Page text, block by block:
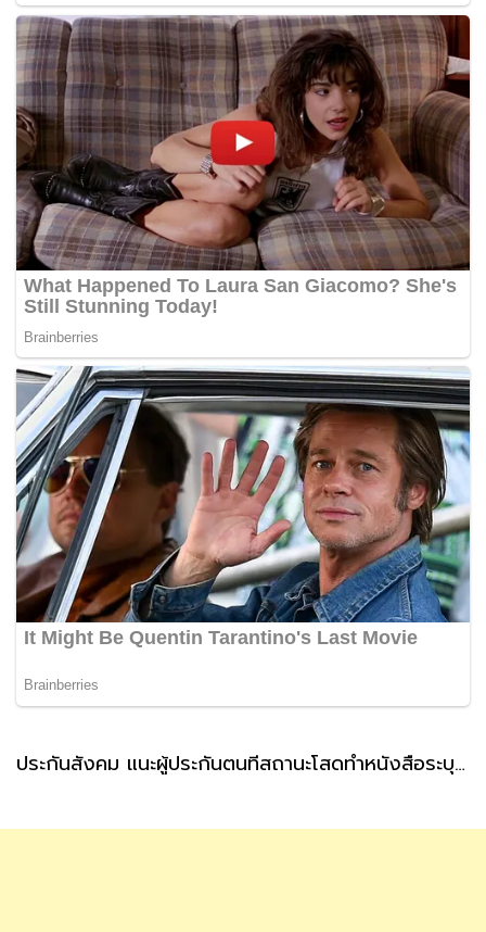
ประกันสังคม แนะผู้ประกันตนที่สถานะโสดทำหนังสือระบุผู้รับเงินสงเคราะห์ กรณีตายล่วงหน้า